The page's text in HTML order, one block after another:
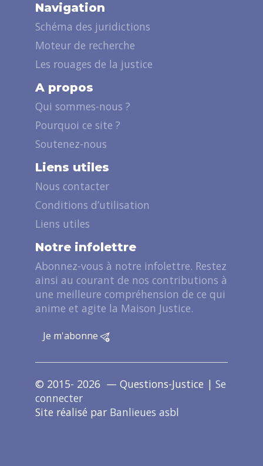
Navigation
Schéma des juridictions
Moteur de recherche
Les rouages de la justice
A propos
Qui sommes-nous ?
Pourquoi ce site ?
Soutenez-nous
Liens utiles
Nous contacter
Conditions d’utilisation
Liens utiles
Notre infolettre
Abonnez-vous à notre infolettre. Restez
ainsi au courant de nos contributions à
une meilleure compréhension de ce qui
anime et agite la Maison Justice.
Je m'abonne
© 2015- 2026 — Questions-Justice | Se
connecter
Site réalisé par Banlieues asbl